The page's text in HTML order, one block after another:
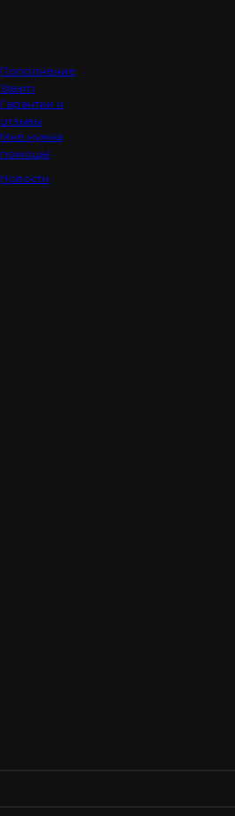
Пополнение
Steam
Гарантии и
отзывы
Мне нужна
помощь!
Новости